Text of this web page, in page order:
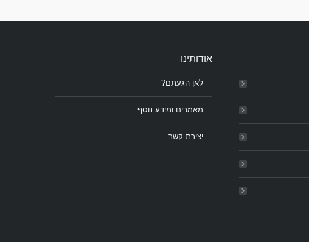
אודותינו
לאן הגעתם?
מאמרים ומידע נוסף
יצירת קשר